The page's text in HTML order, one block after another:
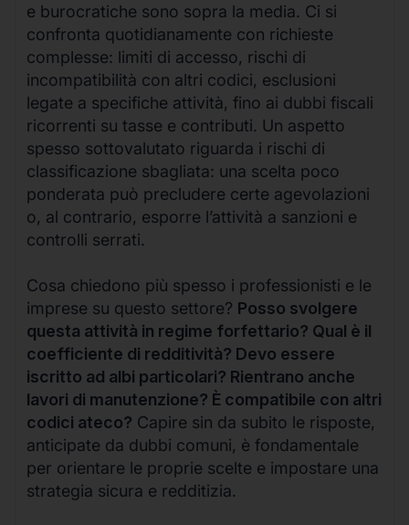
e burocratiche sono sopra la media. Ci si
confronta quotidianamente con richieste
complesse: limiti di accesso, rischi di
incompatibilità con altri codici, esclusioni
legate a specifiche attività, fino ai dubbi fiscali
ricorrenti su tasse e contributi. Un aspetto
spesso sottovalutato riguarda i rischi di
classificazione sbagliata: una scelta poco
ponderata può precludere certe agevolazioni
o, al contrario, esporre l’attività a sanzioni e
controlli serrati.
Cosa chiedono più spesso i professionisti e le
imprese su questo settore? Posso svolgere
questa attività in regime forfettario? Qual è il
coefficiente di redditività? Devo essere
iscritto ad albi particolari? Rientrano anche
lavori di manutenzione? È compatibile con altri
codici ateco? Capire sin da subito le risposte,
anticipate da dubbi comuni, è fondamentale
per orientare le proprie scelte e impostare una
strategia sicura e redditizia.